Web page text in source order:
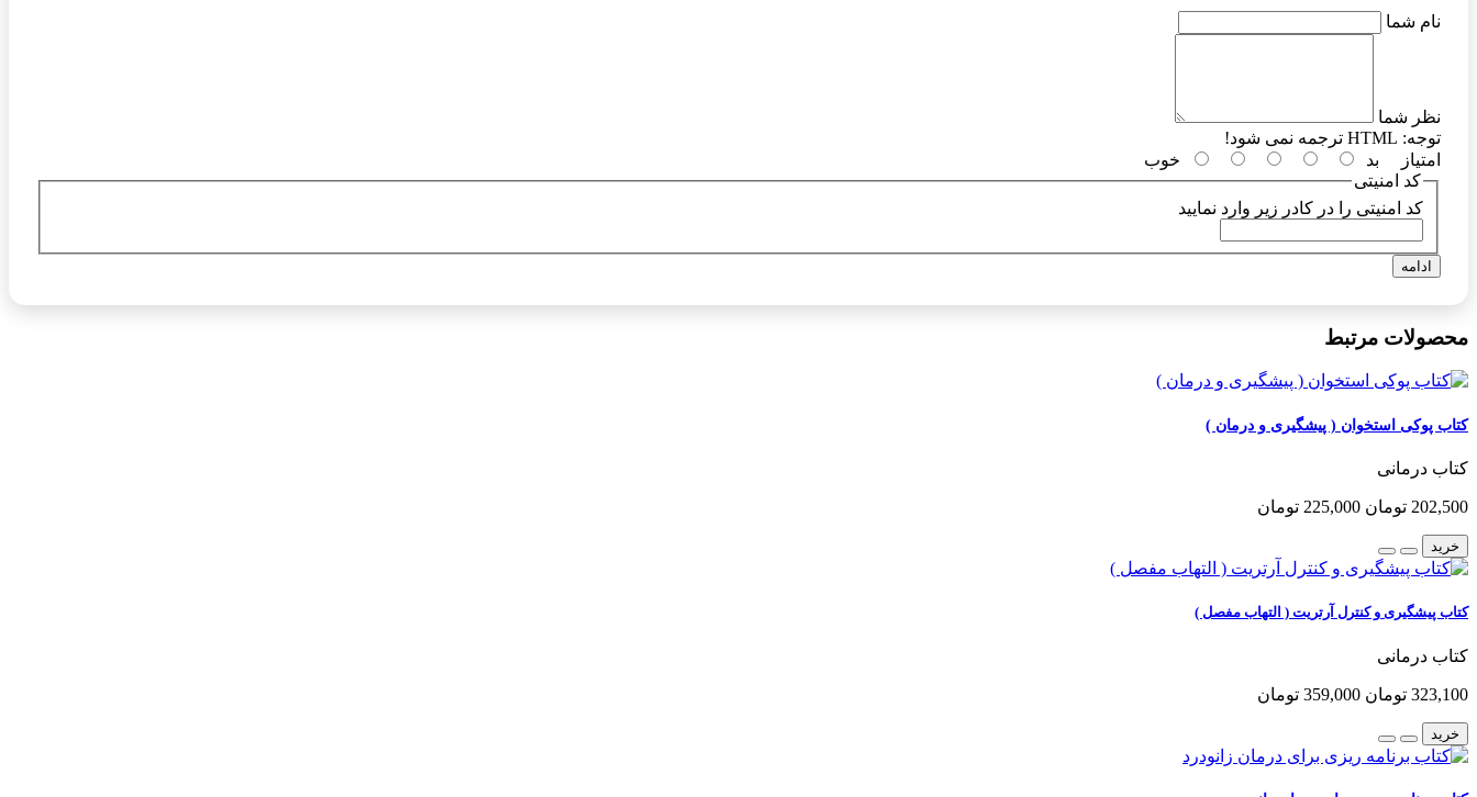
نام شما
نظر شما
توجه:
امتیاز
بد
خوب
کد امنیتی
کد امنیتی را در کادر زیر وارد نمایید
ادامه
محصولات مرتبط
کتاب پوکی استخوان ( پیشگیری و درمان )
کتاب درمانی
202,500 تومان 225,000 تومان
خرید
کتاب پیشگیری و کنترل آرتریت ( التهاب مفصل )
کتاب درمانی
323,100 تومان 359,000 تومان
خرید